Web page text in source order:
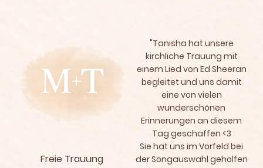
Freie Trauung
"Tanisha hat unsere
kirchliche Trauung mit
einem Lied von Ed Sheeran
begleitet und uns damit
eine von vielen
wunderschönen
Erinnerungen an diesem
Tag geschaffen <3
Sie hat uns im Vorfeld bei
der Songauswahl geholfen